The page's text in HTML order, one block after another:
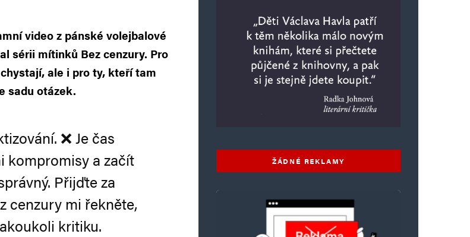
video z pánské volejbalové
sérii mítinků Bez cenzury. Pro
ale i pro ty, kteří tam
sadu otázek.
❌ Je čas
kompromisy a začít
Přijďte za
cenzury mi řekněte,
kritiku.
ŽÁDNÉ REKLAMY